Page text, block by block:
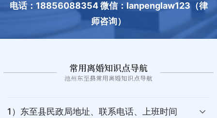
电话：18856088354 微信：lanpenglaw123（律
师咨询）
常用离婚知识点导航
池州东至县常用离婚知识点导航
1）东至县民政局地址、联系电话、上班时间